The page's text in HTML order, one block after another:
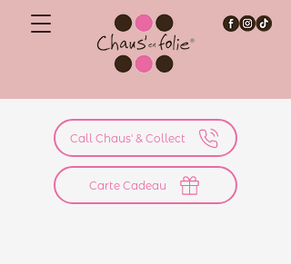
Call Chaus' & Collect
Carte Cadeau